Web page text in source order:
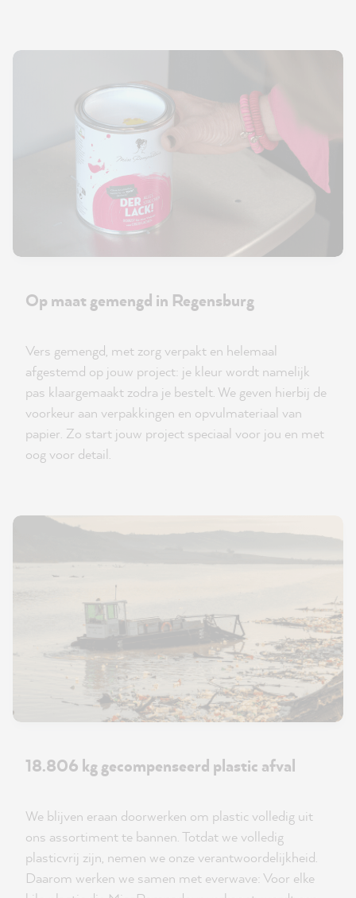
Op maat gemengd in Regensburg
Vers gemengd, met zorg verpakt en helemaal
afgestemd op jouw project: je kleur wordt namelijk
pas klaargemaakt zodra je bestelt. We geven hierbij de
voorkeur aan verpakkingen en opvulmateriaal van
papier. Zo start jouw project speciaal voor jou en met
oog voor detail.
18.806 kg gecompenseerd plastic afval
We blijven eraan doorwerken om plastic volledig uit
ons assortiment te bannen. Totdat we volledig
plasticvrij zijn, nemen we onze verantwoordelijkheid.
Daarom werken we samen met everwave: Voor elke